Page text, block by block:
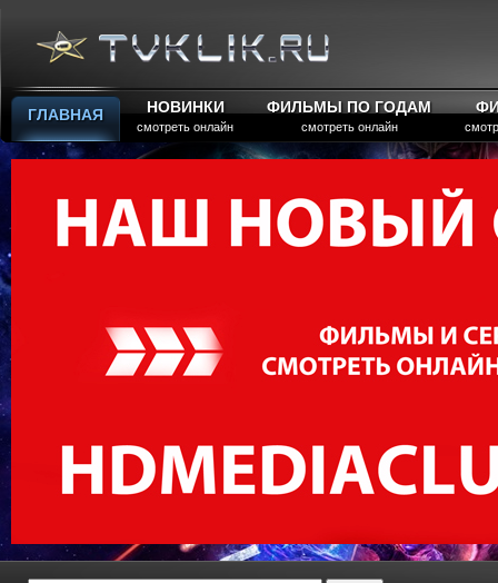
ГЛАВНАЯ НОВИНКИ
смотреть онлайн
ФИЛЬМЫ ПО ГОДАМ
смотреть онлайн